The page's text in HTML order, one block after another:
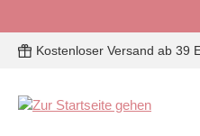
Kostenloser Versand ab 39